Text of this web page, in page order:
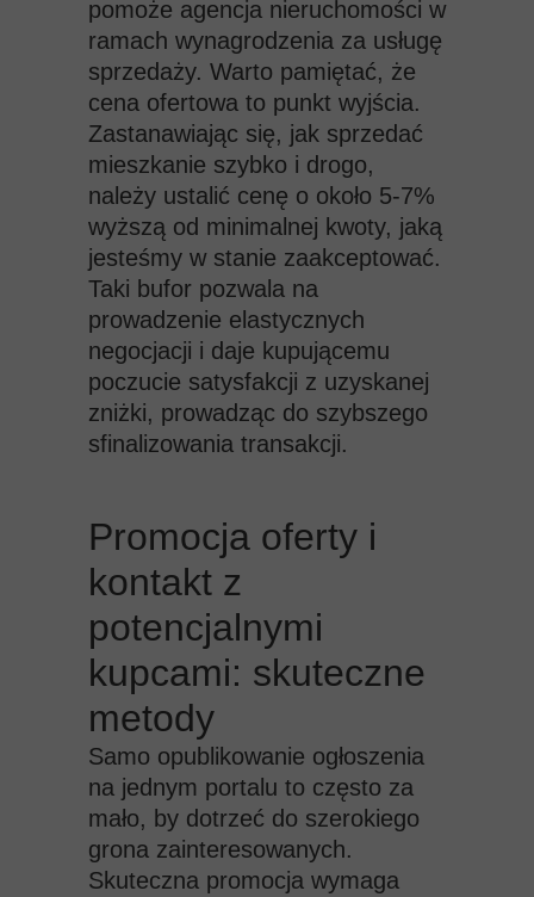
pomoże agencja nieruchomości w
ramach wynagrodzenia za usługę
sprzedaży. Warto pamiętać, że
cena ofertowa to punkt wyjścia.
Zastanawiając się, jak sprzedać
mieszkanie szybko i drogo,
należy ustalić cenę o około 5-7%
wyższą od minimalnej kwoty, jaką
jesteśmy w stanie zaakceptować.
Taki bufor pozwala na
prowadzenie elastycznych
negocjacji i daje kupującemu
poczucie satysfakcji z uzyskanej
zniżki, prowadząc do szybszego
sfinalizowania transakcji.
Promocja oferty i
kontakt z
potencjalnymi
kupcami: skuteczne
metody
Samo opublikowanie ogłoszenia
na jednym portalu to często za
mało, by dotrzeć do szerokiego
grona zainteresowanych.
Skuteczna promocja wymaga